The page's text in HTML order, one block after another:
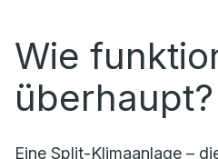
Wie
überhaupt?
Eine Split-Klimaanlage –